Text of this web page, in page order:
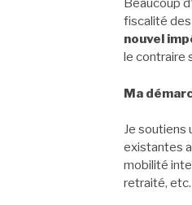
Beaucoup
fiscalité des
nouvel
le contraire
Ma
Je soutiens
existantes
mobilité
retraité, etc.